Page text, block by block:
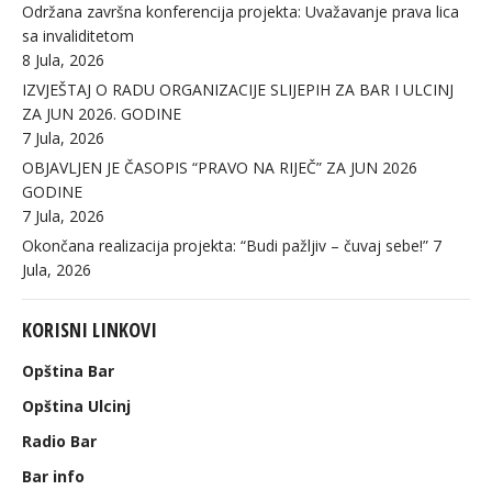
Održana završna konferencija projekta: Uvažavanje prava lica
sa invaliditetom
8 Jula, 2026
IZVJEŠTAJ O RADU ORGANIZACIJE SLIJEPIH ZA BAR I ULCINJ
ZA JUN 2026. GODINE
7 Jula, 2026
OBJAVLJEN JE ČASOPIS “PRAVO NA RIJEČ” ZA JUN 2026
GODINE
7 Jula, 2026
Okončana realizacija projekta: “Budi pažljiv – čuvaj sebe!” 7
Jula, 2026
KORISNI LINKOVI
Opština Bar
Opština Ulcinj
Radio Bar
Bar info